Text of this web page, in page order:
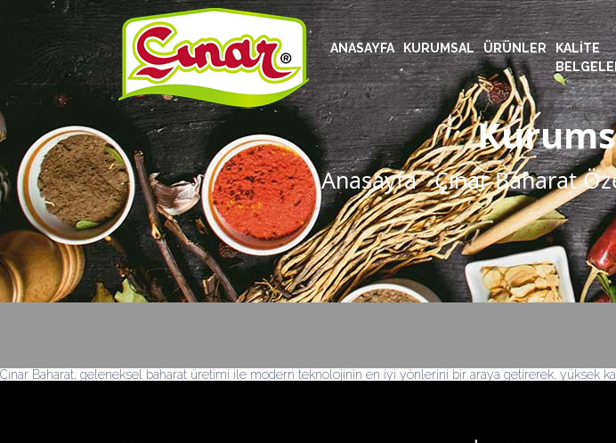
ANASAYFA KURUMSAL ÜRÜNLER
KALITE
Anasayfa Çınar Baharat
Çınar Baharat, geleneksel baharat üretimi ile modern teknolojinin en iyi yönlerini bir araya getirerek, yüksek